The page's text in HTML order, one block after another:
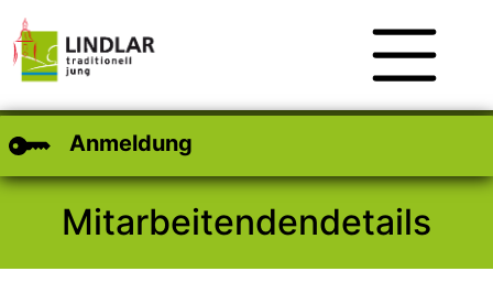
Anmeldung
Mitarbeitendendetails